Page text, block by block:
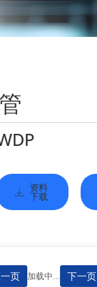
资料
下载
页 加载中... 下一页